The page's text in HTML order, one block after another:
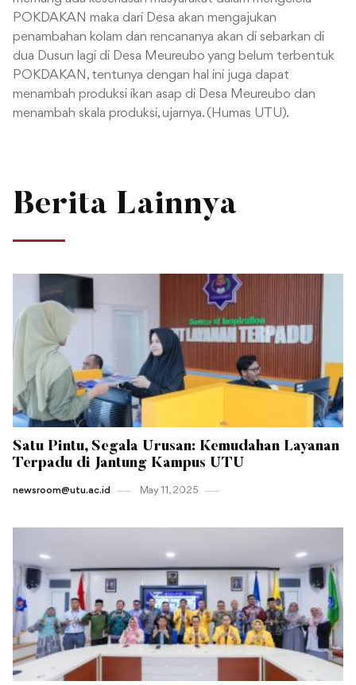
POKDAKAN maka dari Desa akan mengajukan
penambahan kolam dan rencananya akan di sebarkan di
dua Dusun lagi di Desa Meureubo yang belum terbentuk
POKDAKAN, tentunya dengan hal ini juga dapat
menambah produksi ikan asap di Desa Meureubo dan
menambah skala produksi, ujarnya. (Humas UTU).
Berita Lainnya
Satu Pintu, Segala Urusan: Kemudahan Layanan
Terpadu di Jantung Kampus UTU
newsroom@utu.ac.id May 11 , 2025